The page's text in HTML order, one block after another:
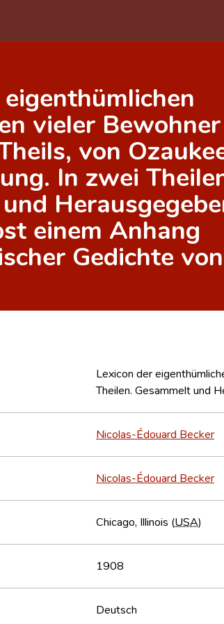
vieler
von
In zwei
einem Anhang
Gedichte
Lexicon der
Theilen. Gesammelt und
Nicolas-Édouard Becker
Nicolas-Édouard Becker
Chicago, Illinois (USA)
1908
Deutsch